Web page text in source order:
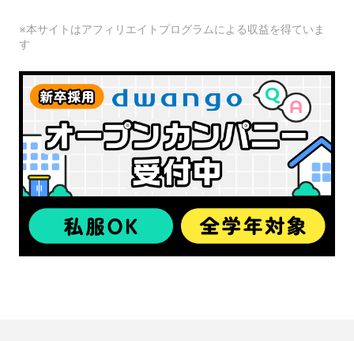
※本サイトはアフィリエイトプログラムによる収益を得ていま
す